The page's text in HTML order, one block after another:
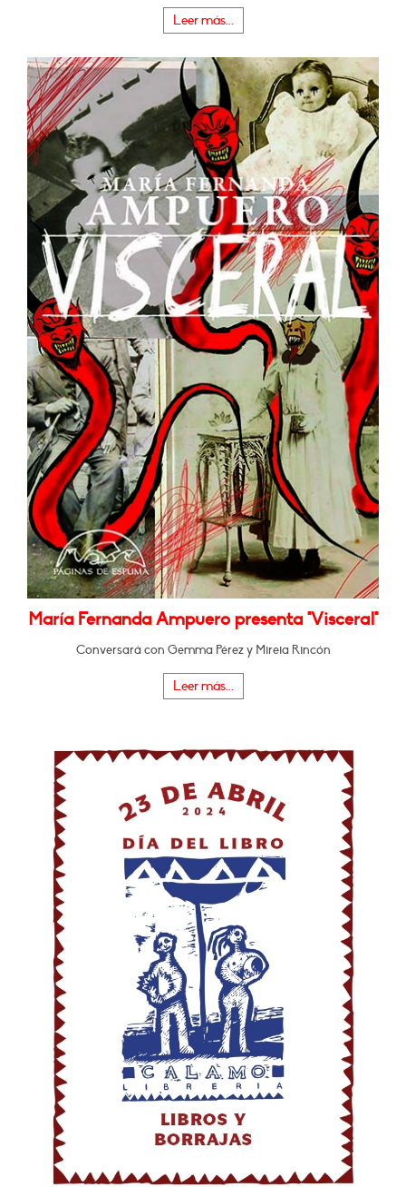
Leer más...
María Fernanda Ampuero presenta "Visceral"
Conversará con Gemma Pérez y Mireia Rincón
Leer más...